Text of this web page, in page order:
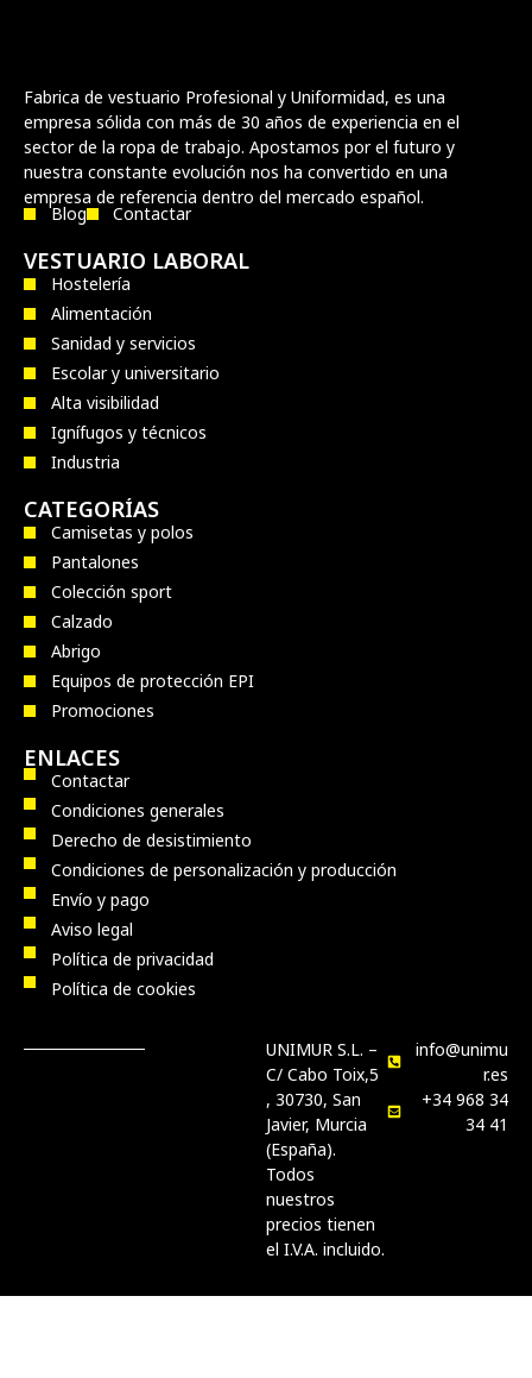
Fabrica de vestuario Profesional y Uniformidad, es una
empresa sólida con más de 30 años de experiencia en el
sector de la ropa de trabajo. Apostamos por el futuro y
nuestra constante evolución nos ha convertido en una
empresa de referencia dentro del mercado español.
Blog Contactar
VESTUARIO LABORAL
Hostelería
Alimentación
Sanidad y servicios
Escolar y universitario
Alta visibilidad
Ignífugos y técnicos
Industria
CATEGORÍAS
Camisetas y polos
Pantalones
Colección sport
Calzado
Abrigo
Equipos de protección EPI
Promociones
ENLACES
Contactar
Condiciones generales
Derecho de desistimiento
Condiciones de personalización y producción
Envío y pago
Aviso legal
Política de privacidad
Política de cookies
UNIMUR S.L. –
C/ Cabo Toix,5
, 30730, San
Javier, Murcia
(España).
Todos
nuestros
precios tienen
el I.V.A. incluido.
info@unimu
r.es
+34 968 34
34 41